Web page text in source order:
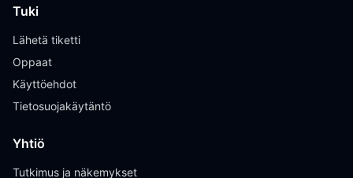
Tuki
Lähetä tiketti
Oppaat
Käyttöehdot
Tietosuojakäytäntö
Yhtiö
Tutkimus ja näkemykset